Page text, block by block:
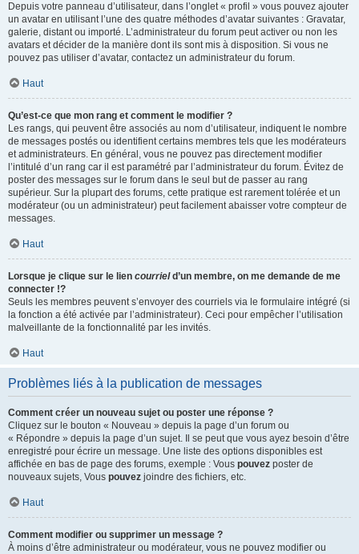
Depuis votre panneau d’utilisateur, dans l’onglet « profil » vous pouvez ajouter
un avatar en utilisant l’une des quatre méthodes d’avatar suivantes : Gravatar,
galerie, distant ou importé. L’administrateur du forum peut activer ou non les
avatars et décider de la manière dont ils sont mis à disposition. Si vous ne
pouvez pas utiliser d’avatar, contactez un administrateur du forum.
Haut
Qu’est-ce que mon rang et comment le modifier ?
Les rangs, qui peuvent être associés au nom d’utilisateur, indiquent le nombre
de messages postés ou identifient certains membres tels que les modérateurs
et administrateurs. En général, vous ne pouvez pas directement modifier
l’intitulé d’un rang car il est paramétré par l’administrateur du forum. Évitez de
poster des messages sur le forum dans le seul but de passer au rang
supérieur. Sur la plupart des forums, cette pratique est rarement tolérée et un
modérateur (ou un administrateur) peut facilement abaisser votre compteur de
messages.
Haut
Lorsque je clique sur le lien courrield’un membre, on me demande de me
connecter !?
Seuls les membres peuvent s’envoyer des courriels via le formulaire intégré (si
la fonction a été activée par l’administrateur). Ceci pour empêcher l’utilisation
malveillante de la fonctionnalité par les invités.
Haut
Problèmes liés à la publication de messages
Comment créer un nouveau sujet ou poster une réponse ?
Cliquez sur le bouton « Nouveau » depuis la page d’un forum ou
« Répondre » depuis la page d’un sujet. Il se peut que vous ayez besoin d’être
enregistré pour écrire un message. Une liste des options disponibles est
affichée en bas de page des forums, exemple : Vous pouvez poster de
nouveaux sujets, Vous pouvez joindre des fichiers, etc.
Haut
Comment modifier ou supprimer un message ?
À moins d’être administrateur ou modérateur, vous ne pouvez modifier ou